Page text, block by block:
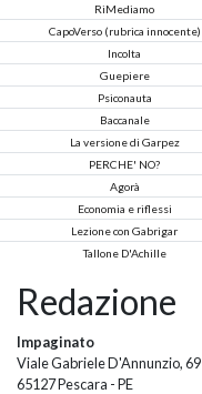
RiMediamo
CapoVerso (rubrica innocente)
Incolta
Guepiere
Psiconauta
Baccanale
La versione di Garpez
PERCHE' NO?
Agorà
Economia e riflessi
Lezione con Gabrigar
Tallone D'Achille
Redazione
Impaginato
Viale Gabriele D'Annunzio, 69
65127 Pescara - PE